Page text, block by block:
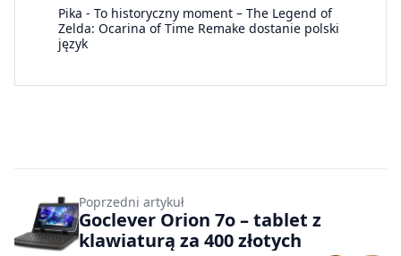
Pika - To historyczny moment – The Legend of
Zelda: Ocarina of Time Remake dostanie polski
język
Poprzedni artykuł
Goclever Orion 7o – tablet z
klawiaturą za 400 złotych